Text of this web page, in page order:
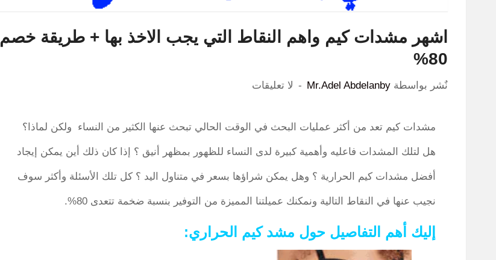
اشهر مشدات كيم واهم النقاط التي يجب الاخذ بها + طريقة خصم
80%
نٌشر بواسطة Mr.Adel Abdelanby لا تعليقات
مشدات كيم تعد من أكثر عمليات البحث في الوقت الحالي تبحث عنها الكثير من النساء ولكن لماذا؟
هل لتلك المشدات فاعليه وأهمية كبيرة لدى النساء للظهور بمظهر أنيق ؟ إذا كان ذلك أين يمكن إيجاد
أفضل مشدات كيم الحرارية ؟ وهل يمكن شراؤها بسعر في متناول اليد ؟ كل تلك الأسئلة وأكثر سوف
نجيب عنها في النقاط التالية ونمكنك عميلتنا المميزة من التوفير بنسبة ضخمة تتعدى 80%.
إليك أهم التفاصيل حول مشد كيم الحراري: